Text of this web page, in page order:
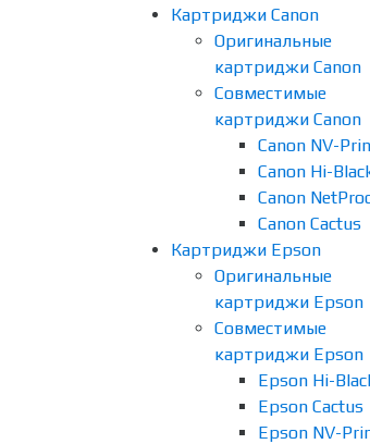
Картриджи Canon
Оригинальные
картриджи Canon
Совместимые
картриджи Canon
Canon NV-
Canon Hi-
Canon
Canon Cactus
Картриджи Epson
Оригинальные
картриджи Epson
Совместимые
картриджи Epson
Epson Hi-
Epson Cactus
Epson NV-